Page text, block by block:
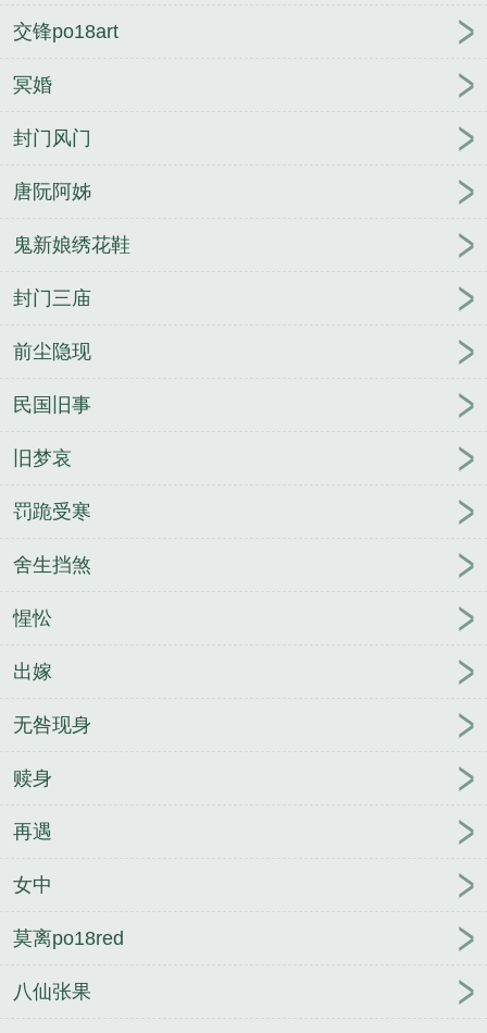
交锋po18art
冥婚
封门风门
唐阮阿姊
鬼新娘绣花鞋
封门三庙
前尘隐现
民国旧事
旧梦哀
罚跪受寒
舍生挡煞
惺忪
出嫁
无咎现身
赎身
再遇
女中
莫离po18red
八仙张果